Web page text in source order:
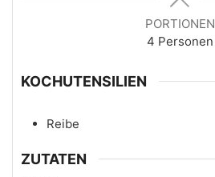
PORTIONEN
4 Personen
KOCHUTENSILIEN
Reibe
ZUTATEN